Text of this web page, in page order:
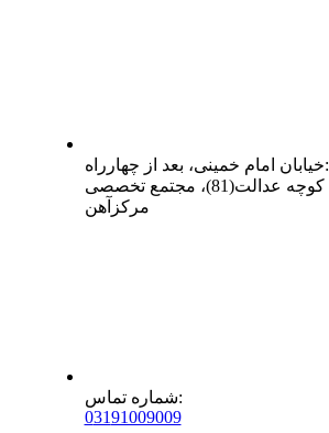
:خیابان امام خمینی، بعد از چهارراه
شریف، نبش کوچه عدالت(81)، مجتمع تخصصی
مرکزآهن
شماره تماس:
03191009009